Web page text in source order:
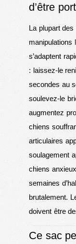
d’être
La plupart
manipulations
s’adaptent
: laissez-le
secondes au
soulevez-le
augmentez
chiens
articulaires
soulagement
chiens
semaines
brutalement.
doivent être
Ce sac